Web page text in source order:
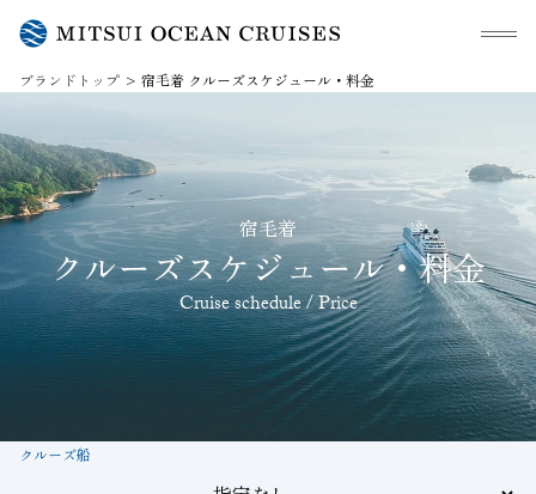
メニュ
ブランドトップ 宿毛着 クルーズスケジュール・料金
宿毛着
クルーズスケジュール・料金
Cruise schedule / Price
クルーズ船